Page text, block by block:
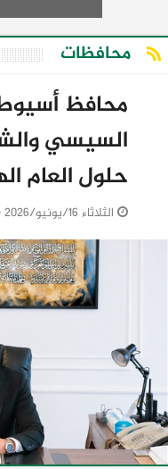
محافظات
محافظ
السيسي
حلول العام
الثلاثاء 16/يونيو/2026 - 07:41 م